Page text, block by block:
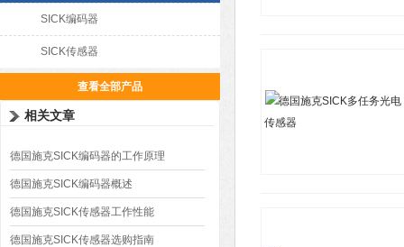
SICK编码器
SICK传感器
查看全部产品
相关文章
德国施克SICK编码器的工作原理
德国施克SICK编码器概述
德国施克SICK传感器工作性能
德国施克SICK传感器选购指南